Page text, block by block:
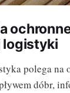
polega na
dóbr,